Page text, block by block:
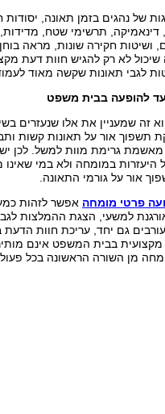
של נהגים בזמן תאונה, יסודות
דינאמיקה, תרשימי שטח,
ושיטות חקירה שונות, מראה
לא רק להגיש חוות דעת
לגבי תאונות שקשה מאוד
להופעה בבית משפט
זה שמעניין את אלו שנעזרים
תשפוך אור על תאונות קשות
מאשמת גרימת מוות למשל. לכן
במומחה ולא במי שאינו
אור על גורמי התאונה.
פרטי מומחה אפשר לזהות
למשעי, הצגת ההמלצות
גם יחד, עריכת חוות הדעת
מקצועית בבית המשפט אינם
מן השורה הראשונה בכל